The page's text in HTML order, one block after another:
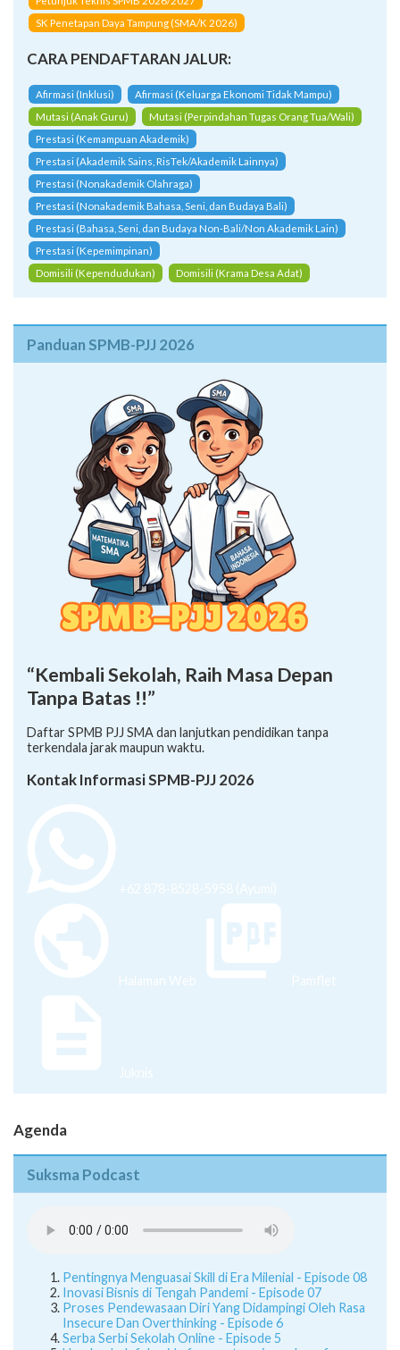
SK Penetapan Daya Tampung (SMA/K 2026)
CARA PENDAFTARAN JALUR:
Afirmasi (Inklusi)
Afirmasi (Keluarga Ekonomi Tidak Mampu)
Mutasi (Anak Guru)
Mutasi (Perpindahan Tugas Orang Tua/Wali)
Prestasi (Kemampuan Akademik)
Prestasi (Akademik Sains, RisTek/Akademik Lainnya)
Prestasi (Nonakademik Olahraga)
Prestasi (Nonakademik Bahasa, Seni, dan Budaya Bali)
Prestasi (Bahasa, Seni, dan Budaya Non-Bali/Non Akademik Lain)
Prestasi (Kepemimpinan)
Domisili (Kependudukan)
Domisili (Krama Desa Adat)
Panduan SPMB-PJJ 2026
“Kembali Sekolah, Raih Masa Depan
Tanpa Batas !!”
Daftar SPMB PJJ SMA dan lanjutkan pendidikan tanpa
terkendala jarak maupun waktu.
Kontak Informasi SPMB-PJJ 2026
+62 878-8528-5958 (Ayumi)
Halaman Web Pamflet
Juknis
Agenda
Suksma Podcast
Pentingnya Menguasai Skill di Era Milenial - Episode 08
Inovasi Bisnis di Tengah Pandemi - Episode 07
Proses Pendewasaan Diri Yang Didampingi Oleh Rasa
Insecure Dan Overthinking - Episode 6
Serba Serbi Sekolah Online - Episode 5